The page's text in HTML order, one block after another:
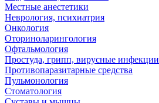
Местные анестетики
Неврология, психиатрия
Онкология
Оториноларингология
Офтальмология
Простуда, грипп, вирусные инфекции
Противопаразитарные средства
Пульмонология
Стоматология